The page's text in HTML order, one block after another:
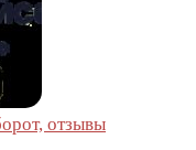
отзывы